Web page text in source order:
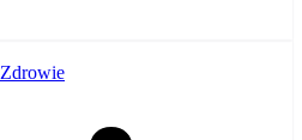
Zdrowie